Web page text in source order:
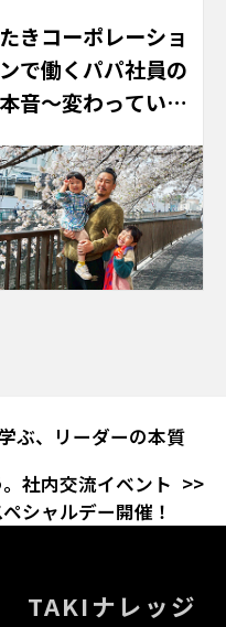
たきコーポレーショ
ンで働くパパ社員の
本音～変わってい
係性～
ぶ、リーダーの本質
社内交流イベント
シャルデー開催！
TAKIナレッジ